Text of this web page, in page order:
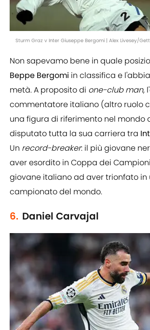
Sturm Graz v Inter Giuseppe Bergomi | Alex Livesey/
Non sapevamo bene in quale
Beppe Bergomi in classifica e
metà. A proposito di one-club man,
commentatore italiano (altro ruolo
una figura di riferimento nel mondo
disputato tutta la sua carriera tra
Un record-breaker: il più giovane
aver esordito in Coppa dei
giovane italiano ad aver trionfato in
campionato del mondo.
6. Daniel Carvajal